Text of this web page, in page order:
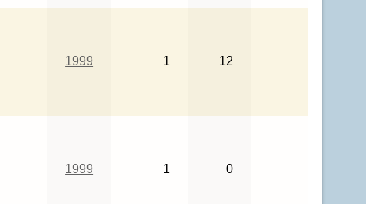
1999 1 12
1999 1 0